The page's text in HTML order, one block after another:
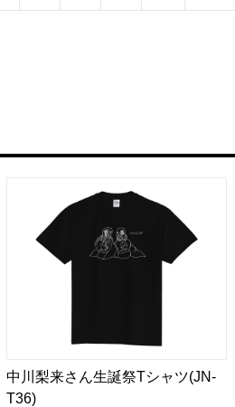
中川梨来さん生誕祭Tシャツ(JN-
T36)